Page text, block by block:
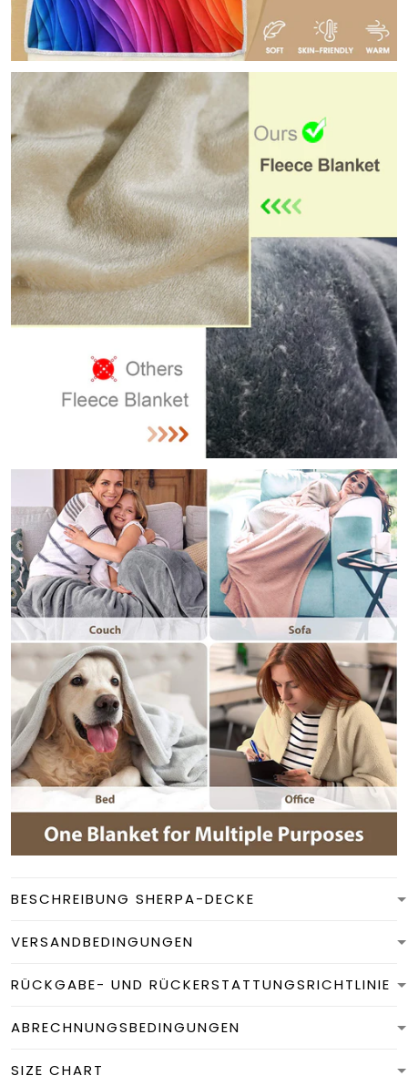
BESCHREIBUNG SHERPA-DECKE
VERSANDBEDINGUNGEN
RÜCKGABE- UND RÜCKERSTATTUNGSRICHTLINIE
ABRECHNUNGSBEDINGUNGEN
SIZE CHART